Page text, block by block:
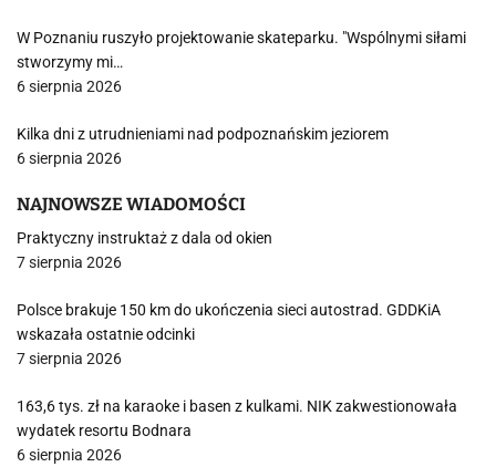
W Poznaniu ruszyło projektowanie skateparku. "Wspólnymi siłami
stworzymy mi…
6 sierpnia 2026
Kilka dni z utrudnieniami nad podpoznańskim jeziorem
6 sierpnia 2026
NAJNOWSZE WIADOMOŚCI
Praktyczny instruktaż z dala od okien
7 sierpnia 2026
Polsce brakuje 150 km do ukończenia sieci autostrad. GDDKiA
wskazała ostatnie odcinki
7 sierpnia 2026
163,6 tys. zł na karaoke i basen z kulkami. NIK zakwestionowała
wydatek resortu Bodnara
6 sierpnia 2026